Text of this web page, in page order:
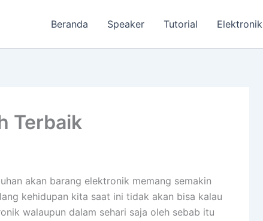
Beranda Speaker Tutorial Elektronik
Terbaik
akan barang elektronik memang semakin
kehidupan kita saat ini tidak akan bisa kalau
walaupun dalam sehari saja oleh sebab itu